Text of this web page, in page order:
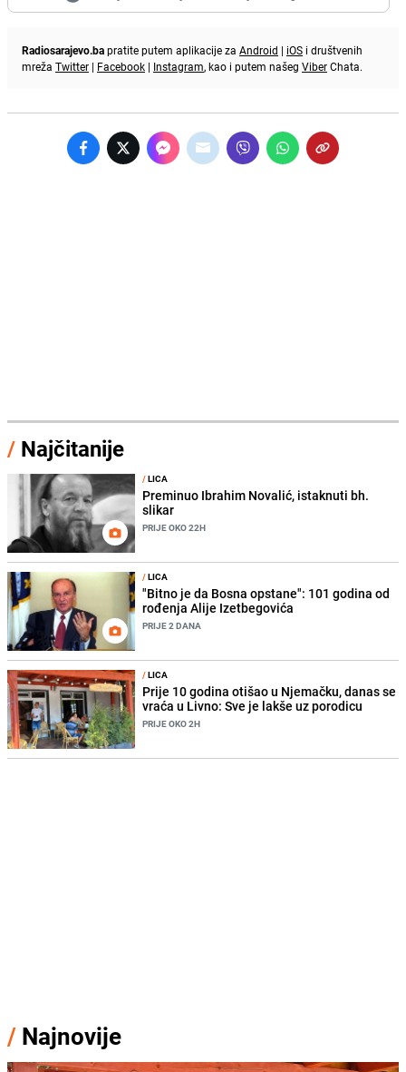
Radiosarajevo.bapratite putem aplikacije za Android | iOS i društvenih
mreža Twitter | Facebook | Instagram, kao i putem našeg ViberChata.
/ Najčitanije
/LICA
Preminuo Ibrahim Novalić, istaknuti bh.
slikar
PRIJE OKO 22H
/LICA
"Bitno je da Bosna opstane": 101 godina od
rođenja Alije Izetbegovića
PRIJE 2 DANA
/LICA
Prije 10 godina otišao u Njemačku, danas se
vraća u Livno: Sve je lakše uz porodicu
PRIJE OKO 2H
/ Najnovije